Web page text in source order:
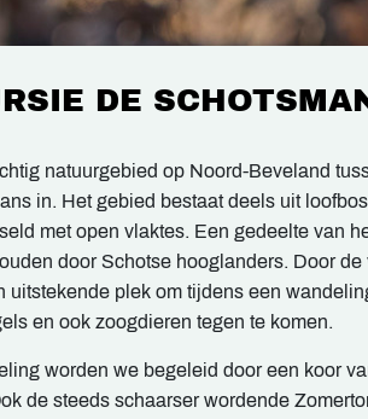
DE
natuurgebied op Noord-Beveland
in. Het gebied bestaat deels uit
met open vlaktes. Een gedeelte van
door Schotse hooglanders. Door de
uitstekende plek om tijdens een
en ook zoogdieren tegen te komen.
worden we begeleid door een koor
de steeds schaarser wordende